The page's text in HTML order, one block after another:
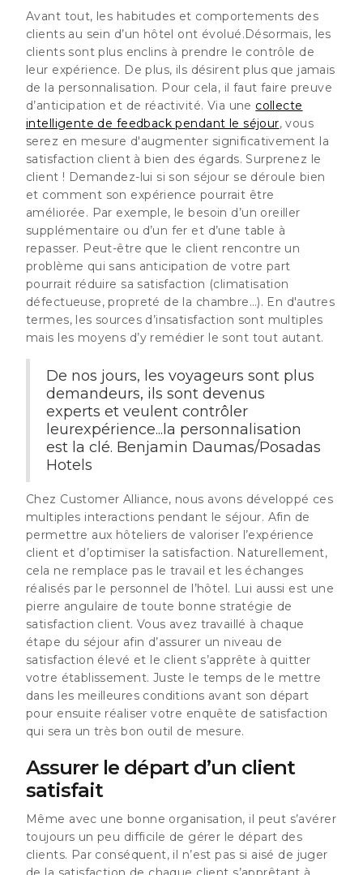
Avant tout, les habitudes et comportements des
clients au sein d’un hôtel ont évolué.Désormais, les
clients sont plus enclins à prendre le contrôle de
leur expérience. De plus, ils désirent plus que jamais
de la personnalisation. Pour cela, il faut faire preuve
d’anticipation et de réactivité. Via une collecte
intelligente de feedback pendant le séjour, vous
serez en mesure d'augmenter significativement la
satisfaction client à bien des égards. Surprenez le
client ! Demandez-lui si son séjour se déroule bien
et comment son expérience pourrait être
améliorée. Par exemple, le besoin d’un oreiller
supplémentaire ou d’un fer et d’une table à
repasser. Peut-être que le client rencontre un
problème qui sans anticipation de votre part
pourrait réduire sa satisfaction (climatisation
défectueuse, propreté de la chambre…). En d'autres
termes, les sources d’insatisfaction sont multiples
mais les moyens d’y remédier le sont tout autant.
De nos jours, les voyageurs sont plus
demandeurs, ils sont devenus
experts et veulent contrôler
leurexpérience...la personnalisation
est la clé. Benjamin Daumas/Posadas
Hotels
Chez Customer Alliance, nous avons développé ces
multiples interactions pendant le séjour. Afin de
permettre aux hôteliers de valoriser l’expérience
client et d’optimiser la satisfaction. Naturellement,
cela ne remplace pas le travail et les échanges
réalisés par le personnel de l’hôtel. Lui aussi est une
pierre angulaire de toute bonne stratégie de
satisfaction client. Vous avez travaillé à chaque
étape du séjour afin d’assurer un niveau de
satisfaction élevé et le client s’apprête à quitter
votre établissement. Juste le temps de le mettre
dans les meilleures conditions avant son départ
pour ensuite réaliser votre enquête de satisfaction
qui sera un très bon outil de mesure.
Assurer le départ d’un client
satisfait
Même avec une bonne organisation, il peut s’avérer
toujours un peu difficile de gérer le départ des
clients. Par conséquent, il n’est pas si aisé de juger